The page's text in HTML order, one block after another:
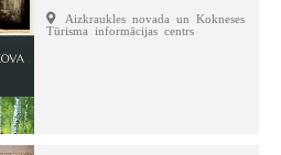
Aizkraukles novada un Kokneses
Tūrisma informācijas centrs